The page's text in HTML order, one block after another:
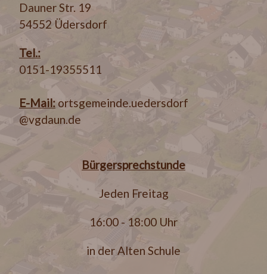
Dauner Str. 19
54552 Üdersdorf
Tel.:
0151-19355511
E-Mail: ortsgemeinde.uedersdorf
@vgdaun.de
Bürgersprechstunde
Jeden Freitag
16:00 - 18:00 Uhr
in der Alten Schule